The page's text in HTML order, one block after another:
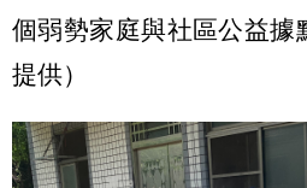
個弱勢家庭與社區公益據
提供）